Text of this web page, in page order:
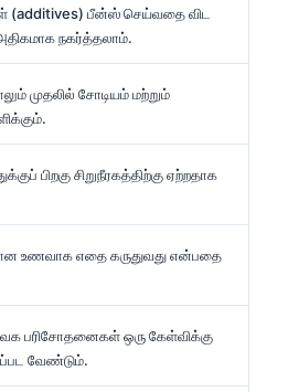
(additives) பீன்ஸ் செய்வதை விட
நகர்த்தலாம்.
முதலில் சோடியம் மற்றும்
பிறகு சிறுநீரகத்திற்கு ஏற்றதாக
உணவாக எதை கருதுவது என்பதை
பரிசோதனைகள் ஒரு கேள்விக்கு
வேண்டும்.